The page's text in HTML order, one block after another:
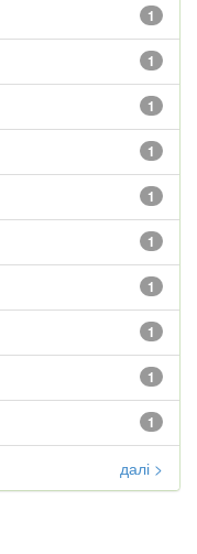
1
1
1
1
1
1
1
1
1
1
далі >